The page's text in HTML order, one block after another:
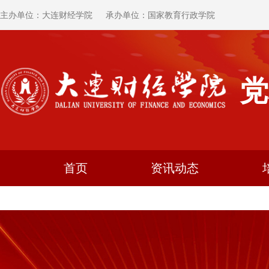
主办单位：大连财经学院 承办单位：国家教育行政学院
首页 资讯动态